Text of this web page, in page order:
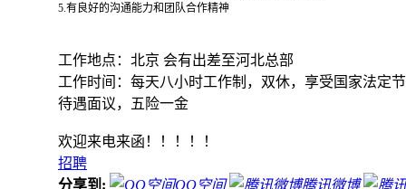
5.有良好的沟通能力和团队合作精神
工作地点：北京 会有出差至河北总部
工作时间：每天八小时工作制，双休，享受国家法定
待遇面议，五险一金
欢迎来电来函！！！！！
招聘
分享到:
QQ空间 腾讯微博